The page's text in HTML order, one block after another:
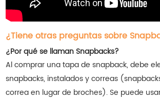
¿Tiene otras preguntas sobre
¿Por qué se llaman Snapbacks?
Al comprar una tapa de snapback, debe
snapbacks, instalados y correas
correa en lugar de broches). Se puede